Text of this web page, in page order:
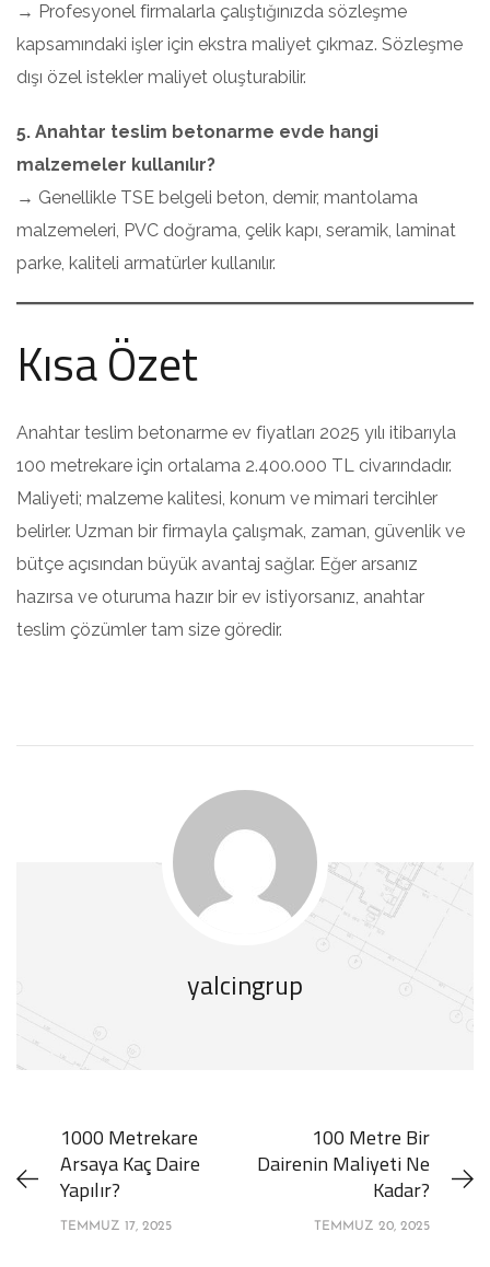
→ Profesyonel firmalarla çalıştığınızda sözleşme
kapsamındaki işler için ekstra maliyet çıkmaz. Sözleşme
dışı özel istekler maliyet oluşturabilir.
5. Anahtar teslim betonarme evde hangi
malzemeler kullanılır?
→ Genellikle TSE belgeli beton, demir, mantolama
malzemeleri, PVC doğrama, çelik kapı, seramik, laminat
parke, kaliteli armatürler kullanılır.
Kısa Özet
Anahtar teslim betonarme ev fiyatları 2025 yılı itibarıyla
100 metrekare için ortalama 2.400.000 TL civarındadır.
Maliyeti; malzeme kalitesi, konum ve mimari tercihler
belirler. Uzman bir firmayla çalışmak, zaman, güvenlik ve
bütçe açısından büyük avantaj sağlar. Eğer arsanız
hazırsa ve oturuma hazır bir ev istiyorsanız, anahtar
teslim çözümler tam size göredir.
yalcingrup
1000 Metrekare
Arsaya Kaç Daire
Yapılır?
TEMMUZ 17, 2025
100 Metre Bir
Dairenin Maliyeti Ne
Kadar?
TEMMUZ 20, 2025